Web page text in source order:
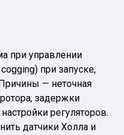
при управлении
при запуске,
— неточная
задержки
регуляторов.
датчики Холла и